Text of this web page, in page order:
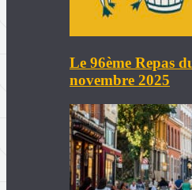
Le 96ème Repas
novembre 2025